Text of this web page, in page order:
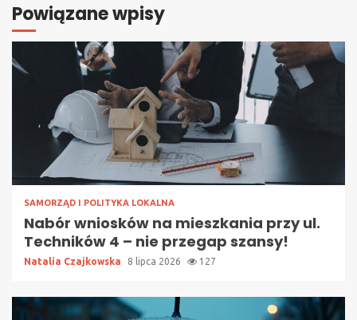
Powiązane wpisy
SAMORZĄD I POLITYKA LOKALNA
Nabór wniosków na mieszkania przy ul.
Techników 4 – nie przegap szansy!
Natalia Czajkowska 8 lipca 2026 127